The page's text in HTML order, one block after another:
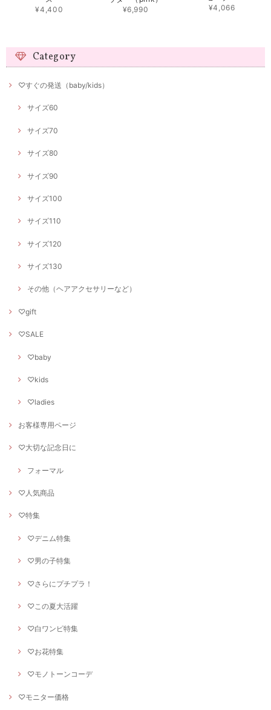
¥4,400
¥6,990
¥4,066
Category
♡すぐの発送（baby/kids）
サイズ60
サイズ70
サイズ80
サイズ90
サイズ100
サイズ110
サイズ120
サイズ130
その他（ヘアアクセサリーなど）
♡gift
♡SALE
♡baby
♡kids
♡ladies
お客様専用ページ
♡大切な記念日に
フォーマル
♡人気商品
♡特集
♡デニム特集
♡男の子特集
♡さらにプチプラ！
♡この夏大活躍
♡白ワンピ特集
♡お花特集
♡モノトーンコーデ
♡モニター価格